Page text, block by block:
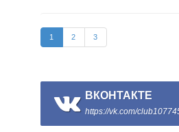
1 2 3
ВКОНТАКТЕ
https://vk.com/